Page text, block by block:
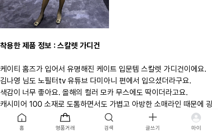
착용한 제품 정보 : 스칼렛 가디건
케이티 홈즈가 입어서 유명해진 케이트 입문템 스칼렛 가디건이에요.
김나영 님도 노필터tv 유튜브 다미아니 편에서 입으셨더라구요.
색감이 너무 좋아요. 올해의 컬러 모카 무스에도 딱이더라고요.
캐시미어 100 소재로 도톰하면서도 가볍고 아방한 소매라인 때문에 굉
장히 우아해 보여요.
이것도 '그냥 내 옷인데?' 싶은 느낌.
목록
홈 명품거래 검색 글쓰기 마이